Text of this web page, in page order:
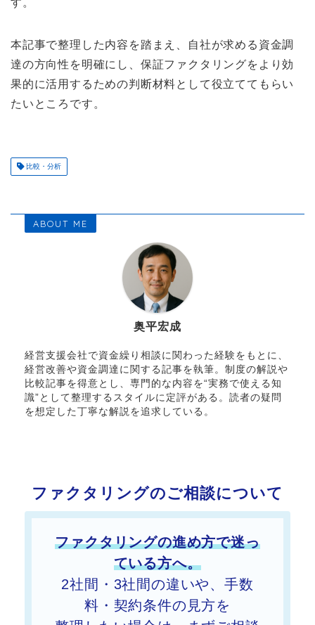
す。
本記事で整理した内容を踏まえ、自社が求める資金調
達の方向性を明確にし、保証ファクタリングをより効
果的に活用するための判断材料として役立ててもらい
たいところです。
比較・分析
ABOUT ME
奥平宏成
経営支援会社で資金繰り相談に関わった経験をもとに、
経営改善や資金調達に関する記事を執筆。制度の解説や
比較記事を得意とし、専門的な内容を“実務で使える知
識”として整理するスタイルに定評がある。読者の疑問
を想定した丁寧な解説を追求している。
ファクタリングのご相談について
ファクタリングの進め方で迷っ
ている方へ。
2社間・3社間の違いや、手数
料・契約条件の見方を